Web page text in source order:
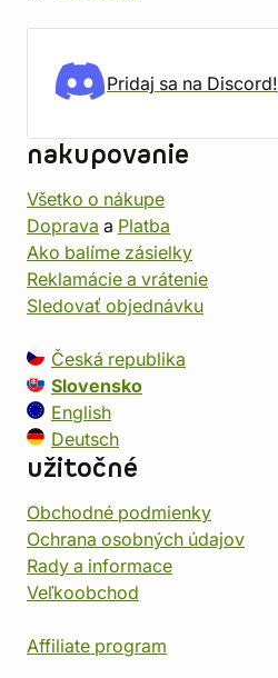
Pridaj sa na Discord!
nakupovanie
Všetko o nákupe
Doprava a Platba
Ako balíme zásielky
Reklamácie a vrátenie
Sledovať objednávku
Česká republika
Slovensko
English
Deutsch
užitočné
Obchodné podmienky
Ochrana osobných údajov
Rady a informace
Veľkoobchod
Affiliate program